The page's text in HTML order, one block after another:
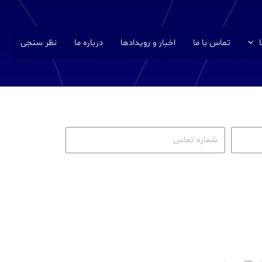
تماس با ما اخبار و رویدادها درباره ما نظر سنجی